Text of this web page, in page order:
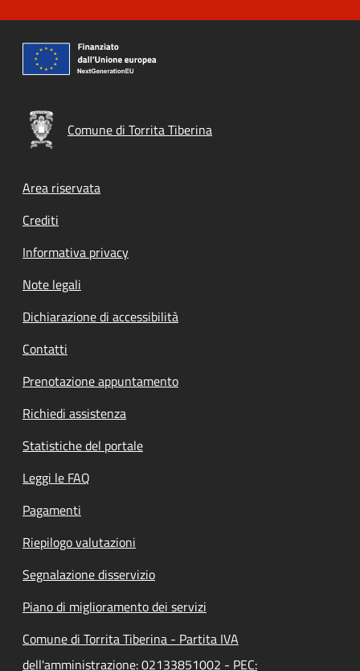
Comune di Torrita Tiberina
Footer menu
Area riservata
Crediti
Informativa privacy
Note legali
Dichiarazione di accessibilità
Contatti
Prenotazione appuntamento
Richiedi assistenza
Statistiche del portale
Leggi le FAQ
Pagamenti
Riepilogo valutazioni
Segnalazione disservizio
Piano di miglioramento dei servizi
Comune di Torrita Tiberina - Partita IVA
dell'amministrazione: 02133851002 - PEC: